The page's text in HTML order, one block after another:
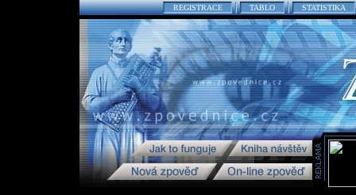
REGISTRACE TABLO STATISTIKA